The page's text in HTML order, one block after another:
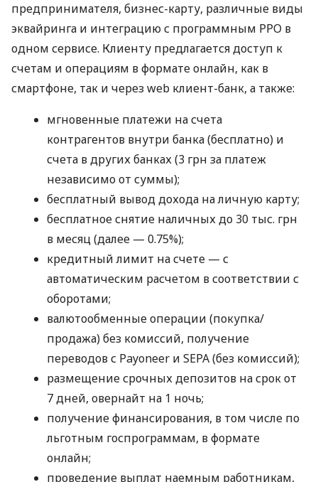
предпринимателя, бизнес-карту, различные виды
эквайринга и интеграцию с программным РРО в
одном сервисе. Клиенту предлагается доступ к
счетам и операциям в формате онлайн, как в
смартфоне, так и через web клиент-банк, а также:
мгновенные платежи на счета
контрагентов внутри банка (бесплатно) и
счета в других банках (3 грн за платеж
независимо от суммы);
бесплатный вывод дохода на личную карту;
бесплатное снятие наличных до 30 тыс. грн
в месяц (далее — 0.75%);
кредитный лимит на счете — с
автоматическим расчетом в соответствии с
оборотами;
валютообменные операции (покупка/
продажа) без комиссий, получение
переводов с Payoneer и SEPA (без комиссий);
размещение срочных депозитов на срок от
7 дней, овернайт на 1 ночь;
получение финансирования, в том числе по
льготным госпрограммам, в формате
онлайн;
проведение выплат наемным работникам,